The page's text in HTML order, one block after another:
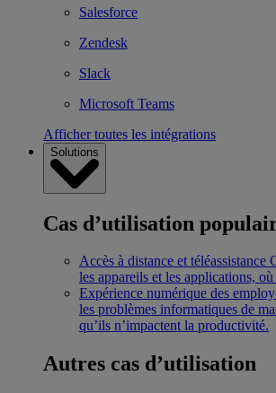
Salesforce
Zendesk
Slack
Microsoft Teams
Afficher toutes les intégrations
Solutions
Cas d’utilisation
Accès à distance et téléassistance
les appareils et les applications,
Expérience numérique des
les problèmes informatiques de
qu’ils n’impactent la productivité.
Autres cas d’utilisation